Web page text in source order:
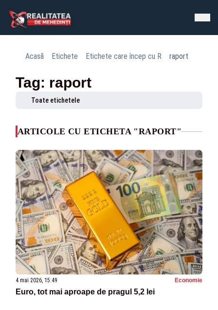
Acasă Etichete Etichete care încep cu R raport
Tag: raport
Toate etichetele
ARTICOLE CU ETICHETA "RAPORT"
4 mai 2026, 15:49 Economie
Euro, tot mai aproape de pragul 5,2 lei